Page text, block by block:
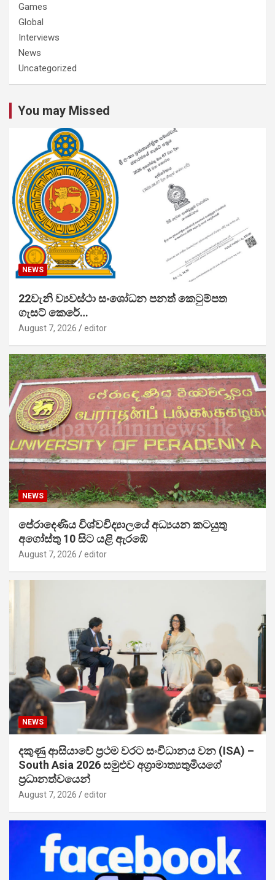
Games
Global
Interviews
News
Uncategorized
You may Missed
NEWS
22වැනි ව්‍යවස්ථා සංශෝධන පනත් කෙටුම්පත
ගැසට් කෙරේ…
August 7, 2026 editor
NEWS
පේරාදෙණිය විශ්වවිද්‍යාලයේ අධ්‍යයන කටයුතු
අගෝස්තු 10 සිට යළි ඇරඹේ
August 7, 2026 editor
NEWS
දකුණු ආසියාවේ ප්‍රථම වරට සංවිධානය වන (ISA) –
South Asia 2026 සමුළුව අග්‍රාමාත්‍යතුමියගේ
ප්‍රධානත්වයෙන්
August 7, 2026 editor